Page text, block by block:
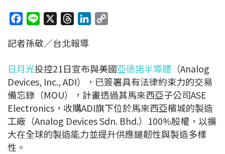
c
b
o
o
k
n
r
a
d
s
e
d
I
n
L
i
n
k
記者孫敬／台北報導
日月光投控21日宣布與美國亞德諾半導體 （Analog
Devices, Inc., ADI），已簽署具有法律約束力的交易
備忘錄（MOU），計畫透過其馬來西亞子公司ASE
Electronics，收購ADI旗下位於馬來西亞檳城的製造
工廠（Analog Devices Sdn. Bhd.）100%股權，以擴
大在全球的製造能力並提升供應鏈韌性與製造多樣
性。